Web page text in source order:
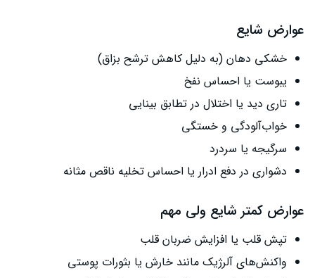
عوارض شایع
خشکی دهان (به دلیل کاهش ترشح بزاق)
یبوست یا احساس نفخ
تاری دید یا اختلال در تطابق بینایی
خواب‌آلودگی و خستگی
سرگیجه یا سردرد
دشواری در دفع ادرار یا احساس تخلیه ناقص مثانه
عوارض کمتر شایع ولی مهم
تپش قلب یا افزایش ضربان قلب
واکنش‌های آلرژیک مانند خارش یا بثورات پوستی